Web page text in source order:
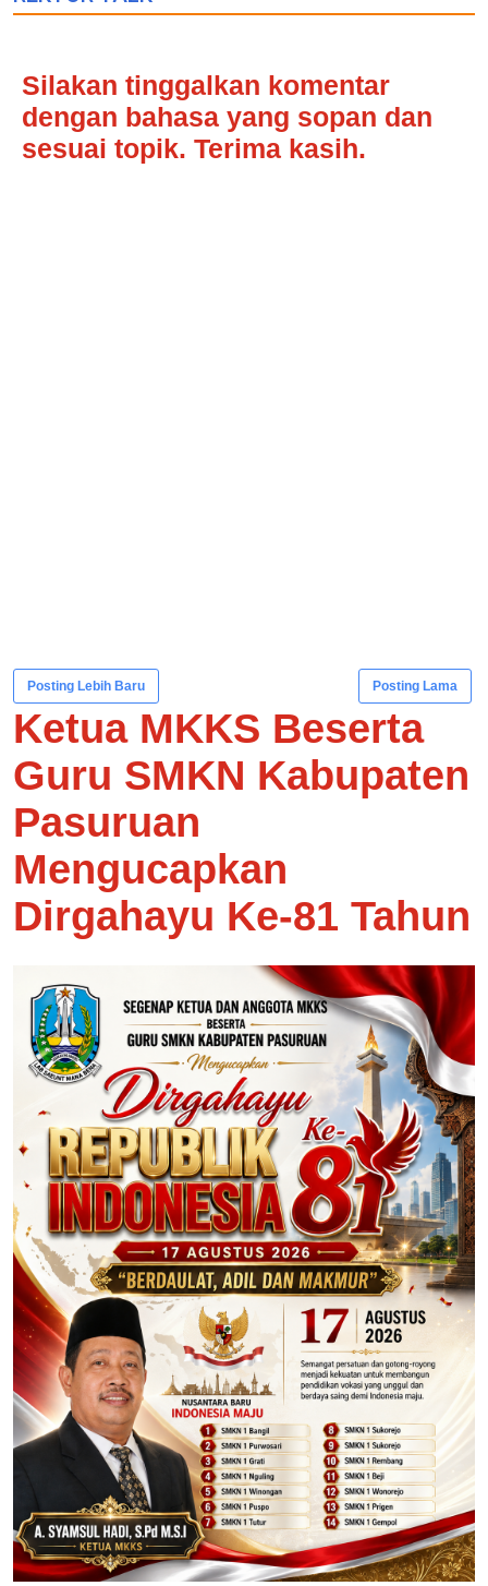
Silakan tinggalkan komentar
dengan bahasa yang sopan dan
sesuai topik. Terima kasih.
Posting Lebih Baru Posting Lama
Ketua MKKS Beserta
Guru SMKN Kabupaten
Pasuruan
Mengucapkan
Dirgahayu Ke-81 Tahun